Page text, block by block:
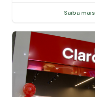
Saiba mais